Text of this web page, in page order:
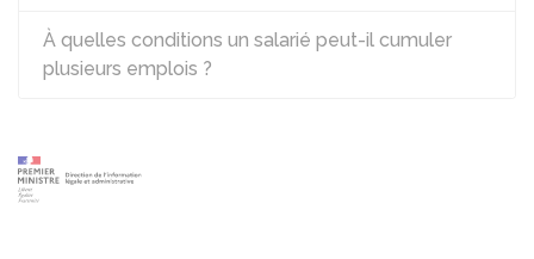
À quelles conditions un salarié peut-il cumuler
plusieurs emplois ?